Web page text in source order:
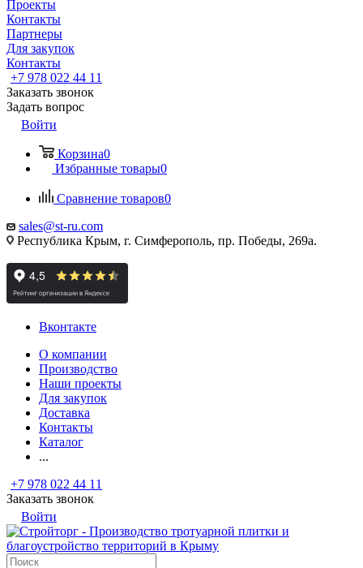
Проекты
Контакты
Партнеры
Для закупок
Контакты
+7 978 022 44 11
Заказать звонок
Задать вопрос
Войти
Корзина0
Избранные товары0
Сравнение товаров0
sales@st-ru.com
Республика Крым, г. Симферополь, пр. Победы, 269а.
Вконтакте
О компании
Производство
Наши проекты
Для закупок
Доставка
Контакты
Каталог
...
+7 978 022 44 11
Заказать звонок
Войти